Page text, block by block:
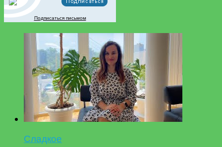
Подписаться письмом
Сладкое